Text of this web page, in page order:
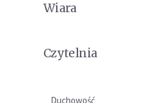
Wiara
Czytelnia
Duchowość